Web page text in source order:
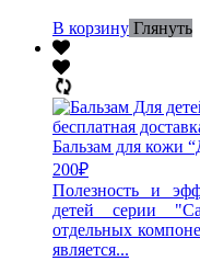
В корзину Глянуть
Бальзам для кожи
200₽
Полезность и
детей серии
отдельных
является...